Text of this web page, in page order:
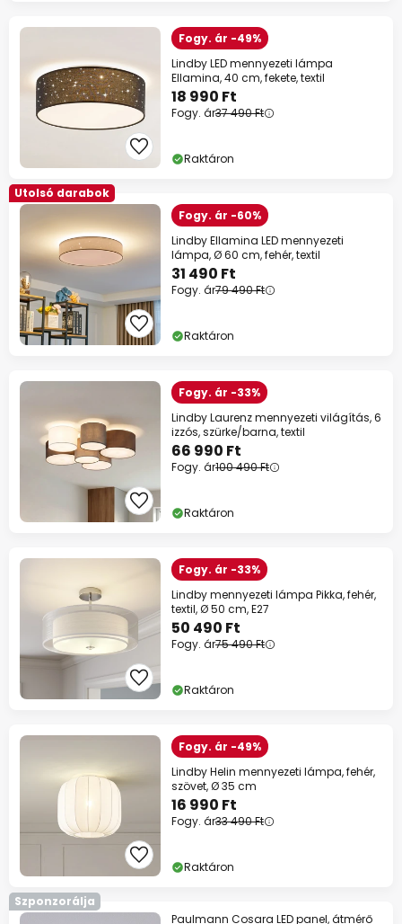
Fogy. ár -49%
Lindby LED mennyezeti lámpa
Ellamina, 40 cm, fekete, textil
18 990 Ft
Fogy. ár37 490 Ft
Raktáron
Utolsó darabok
Fogy. ár -60%
Lindby Ellamina LED mennyezeti
lámpa, Ø 60 cm, fehér, textil
31 490 Ft
Fogy. ár79 490 Ft
Raktáron
Fogy. ár -33%
Lindby Laurenz mennyezeti világítás, 6
izzós, szürke/barna, textil
66 990 Ft
Fogy. ár100 490 Ft
Raktáron
Fogy. ár -33%
Lindby mennyezeti lámpa Pikka, fehér,
textil, Ø 50 cm, E27
50 490 Ft
Fogy. ár75 490 Ft
Raktáron
Fogy. ár -49%
Lindby Helin mennyezeti lámpa, fehér,
szövet, Ø 35 cm
16 990 Ft
Fogy. ár33 490 Ft
Raktáron
Szponzorálja
Paulmann Cosara LED panel, átmérő